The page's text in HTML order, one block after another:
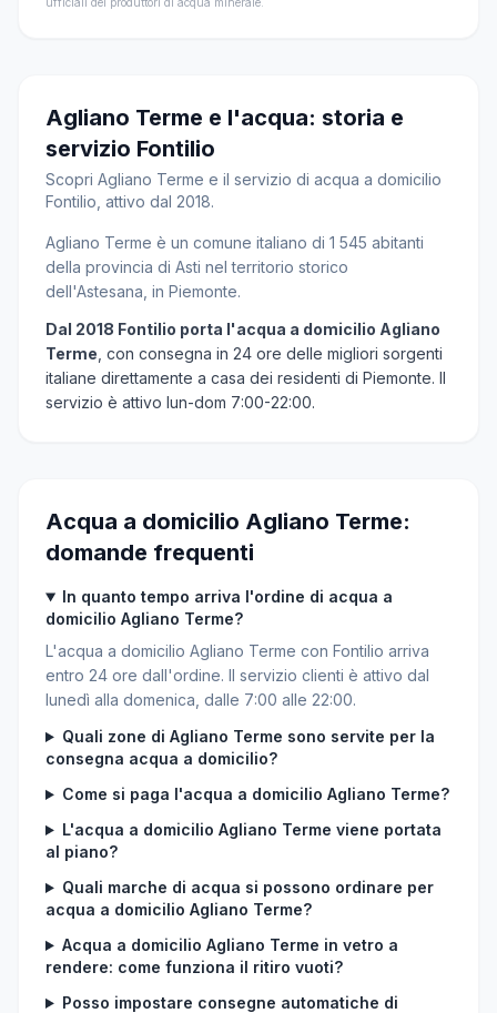
Agliano Terme e l'acqua: storia e
servizio Fontilio
Scopri Agliano Terme e il servizio di acqua a domicilio
Fontilio, attivo dal 2018.
Agliano Terme è un comune italiano di 1 545 abitanti
della provincia di Asti nel territorio storico
dell'Astesana, in Piemonte.
Dal 2018 Fontilio porta l'acqua a domicilio Agliano
Terme , con consegna in 24 ore delle migliori sorgenti
italiane direttamente a casa dei residenti di Piemonte. Il
servizio è attivo lun-dom 7:00-22:00.
Acqua a domicilio Agliano Terme:
domande frequenti
In quanto tempo arriva l'ordine di acqua a
domicilio Agliano Terme?
L'acqua a domicilio Agliano Terme con Fontilio arriva
entro 24 ore dall'ordine. Il servizio clienti è attivo dal
lunedì alla domenica, dalle 7:00 alle 22:00.
Quali zone di Agliano Terme sono servite per la
consegna acqua a domicilio?
Come si paga l'acqua a domicilio Agliano Terme?
L'acqua a domicilio Agliano Terme viene portata
al piano?
Quali marche di acqua si possono ordinare per
acqua a domicilio Agliano Terme?
Acqua a domicilio Agliano Terme in vetro a
rendere: come funziona il ritiro vuoti?
Posso impostare consegne automatiche di